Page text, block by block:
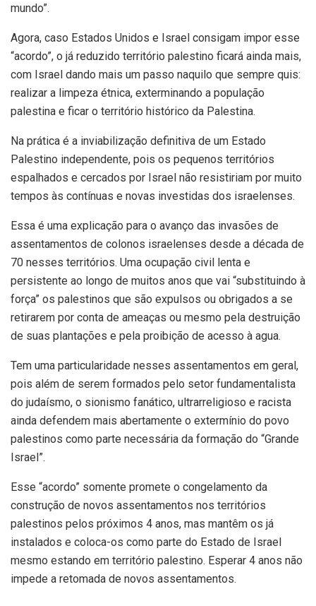
mundo”.
Agora, caso Estados Unidos e Israel consigam impor esse
“acordo”, o já reduzido território palestino ficará ainda mais,
com Israel dando mais um passo naquilo que sempre quis:
realizar a limpeza étnica, exterminando a população
palestina e ficar o território histórico da Palestina.
Na prática é a inviabilização definitiva de um Estado
Palestino independente, pois os pequenos territórios
espalhados e cercados por Israel não resistiriam por muito
tempos às contínuas e novas investidas dos israelenses.
Essa é uma explicação para o avanço das invasões de
assentamentos de colonos israelenses desde a década de
70 nesses territórios. Uma ocupação civil lenta e
persistente ao longo de muitos anos que vai “substituindo à
força” os palestinos que são expulsos ou obrigados a se
retirarem por conta de ameaças ou mesmo pela destruição
de suas plantações e pela proibição de acesso à agua.
Tem uma particularidade nesses assentamentos em geral,
pois além de serem formados pelo setor fundamentalista
do judaísmo, o sionismo fanático, ultrarreligioso e racista
ainda defendem mais abertamente o extermínio do povo
palestinos como parte necessária da formação do “Grande
Israel”.
Esse “acordo” somente promete o congelamento da
construção de novos assentamentos nos territórios
palestinos pelos próximos 4 anos, mas mantêm os já
instalados e coloca-os como parte do Estado de Israel
mesmo estando em território palestino. Esperar 4 anos não
impede a retomada de novos assentamentos.